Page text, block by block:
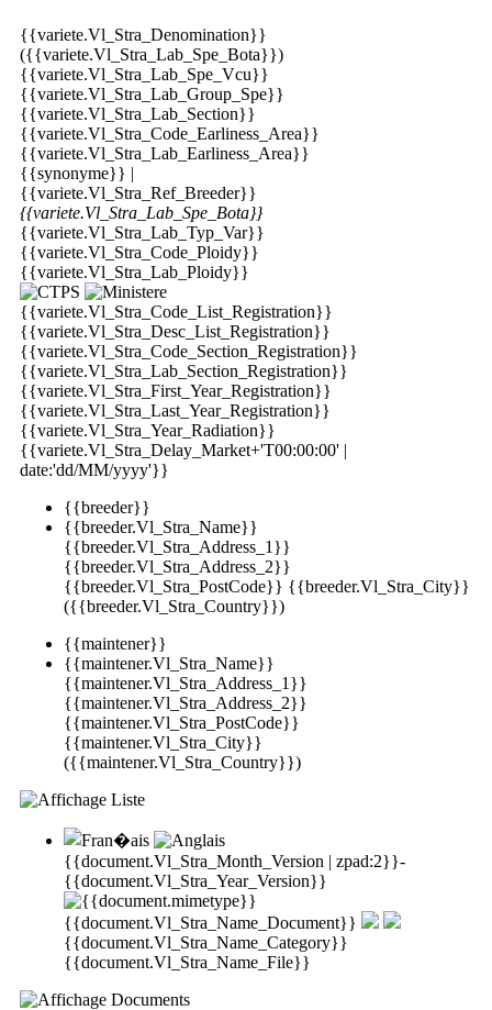
{{variete.Vl_Stra_Denomination}}
({{variete.Vl_Stra_Lab_Spe_Bota}})
{{variete.Vl_Stra_Lab_Spe_Vcu}}
{{variete.Vl_Stra_Lab_Group_Spe}}
{{variete.Vl_Stra_Lab_Section}}
{{variete.Vl_Stra_Code_Earliness_Area}}
{{variete.Vl_Stra_Lab_Earliness_Area}}
{{synonyme}} |
{{variete.Vl_Stra_Ref_Breeder}}
{{variete.Vl_Stra_Lab_Spe_Bota}}
{{variete.Vl_Stra_Lab_Typ_Var}}
{{variete.Vl_Stra_Code_Ploidy}}
{{variete.Vl_Stra_Lab_Ploidy}}
{{variete.Vl_Stra_Code_List_Registration}}
{{variete.Vl_Stra_Desc_List_Registration}}
{{variete.Vl_Stra_Code_Section_Registration}}
{{variete.Vl_Stra_Lab_Section_Registration}}
{{variete.Vl_Stra_First_Year_Registration}}
{{variete.Vl_Stra_Last_Year_Registration}}
{{variete.Vl_Stra_Year_Radiation}}
{{variete.Vl_Stra_Delay_Market+'T00:00:00' |
date:'dd/MM/yyyy'}}
{{breeder}}
{{breeder.Vl_Stra_Name}}
{{breeder.Vl_Stra_Address_1}}
{{breeder.Vl_Stra_Address_2}}
{{breeder.Vl_Stra_PostCode}} {{breeder.Vl_Stra_City}}
({{breeder.Vl_Stra_Country}})
{{maintener}}
{{maintener.Vl_Stra_Name}}
{{maintener.Vl_Stra_Address_1}}
{{maintener.Vl_Stra_Address_2}}
{{maintener.Vl_Stra_PostCode}}
{{maintener.Vl_Stra_City}}
({{maintener.Vl_Stra_Country}})
{{document.Vl_Stra_Month_Version | zpad:2}}-
{{document.Vl_Stra_Year_Version}}
{{document.Vl_Stra_Name_Document}}
{{document.Vl_Stra_Name_Category}}
{{document.Vl_Stra_Name_File}}